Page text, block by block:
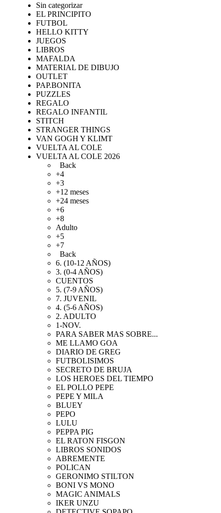
Sin categorizar
EL PRINCIPITO
FUTBOL
HELLO KITTY
JUEGOS
LIBROS
MAFALDA
MATERIAL DE DIBUJO
OUTLET
PAP.BONITA
PUZZLES
REGALO
REGALO INFANTIL
STITCH
STRANGER THINGS
VAN GOGH Y KLIMT
VUELTA AL COLE
VUELTA AL COLE 2026
Back
+4
+3
+12 meses
+24 meses
+6
+8
Adulto
+5
+7
Back
6. (10-12 AÑOS)
3. (0-4 AÑOS)
CUENTOS
5. (7-9 AÑOS)
7. JUVENIL
4. (5-6 AÑOS)
2. ADULTO
1-NOV.
PARA SABER MAS SOBRE...
ME LLAMO GOA
DIARIO DE GREG
FUTBOLISIMOS
SECRETO DE BRUJA
LOS HEROES DEL TIEMPO
EL POLLO PEPE
PEPE Y MILA
BLUEY
PEPO
LULU
PEPPA PIG
EL RATON FISGON
LIBROS SONIDOS
ABREMENTE
POLICAN
GERONIMO STILTON
BONI VS MONO
MAGIC ANIMALS
IKER UNZU